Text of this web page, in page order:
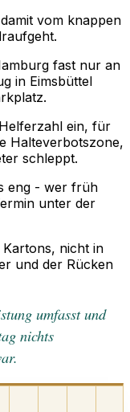
vom knappen
fast nur an
in Eimsbüttel
ein, für
Halteverbotszone,
schleppt.
eng - wer früh
unter der
nicht in
und der Rücken
umfasst und
nichts